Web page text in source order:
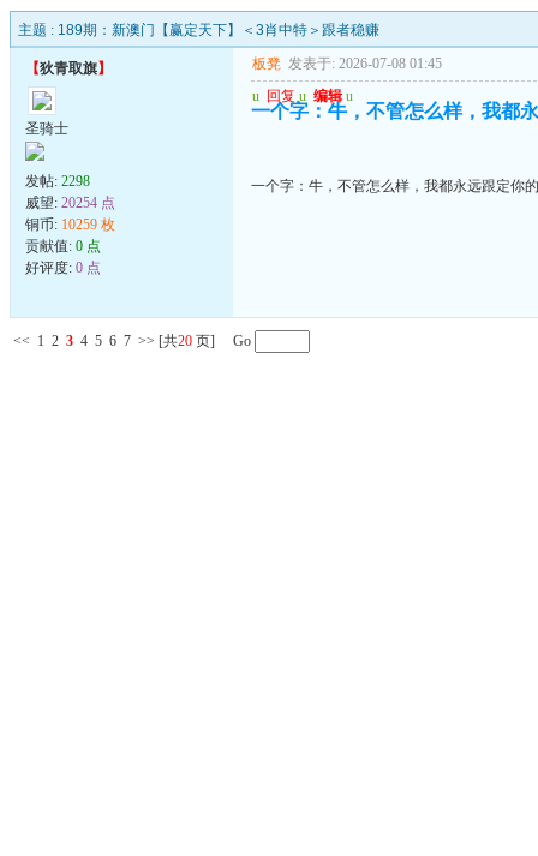
主题 : 189期：新澳门【赢定天下】＜3肖中特＞跟者稳赚
【狄青取旗】
圣骑士
发帖: 2298
威望: 20254 点
铜币: 10259 枚
贡献值: 0 点
好评度: 0 点
板凳 发表于: 2026-07-08 01:45
u 回复 u 编辑 u
一个字：牛，不管怎么样，我都
一个字：牛，不管怎么样，我都永远跟定你的
<< 1 2 3 4 5 6 7 >> [共20 页] Go